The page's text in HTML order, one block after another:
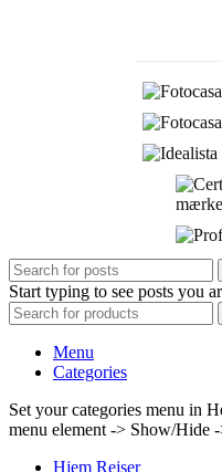
Start typing to see posts you
Menu
Categories
Set your categories menu in
menu element -> Show/Hide
Hjem Rejser